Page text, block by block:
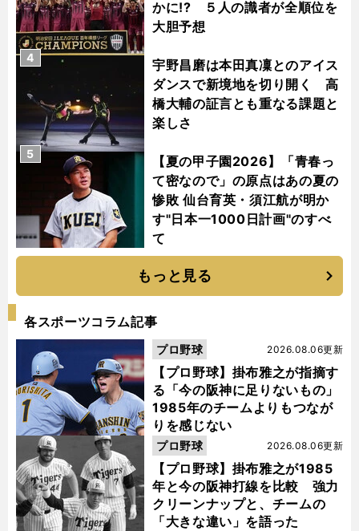
かに!? ５人の識者が全順位を
大胆予想
宇野昌磨は本田真凜とのアイス
ダンスで新境地を切り開く 高
橋大輔の証言とも重なる課題と
楽しさ
4
【夏の甲子園2026】「青春っ
て密なので」の原点はあの夏の
惨敗 仙台育英・須江航が明か
す"日本一1000日計画"のすべ
て
5
もっと見る
各スポーツコラム記事
【プロ野球】掛布雅之が指摘す
る「今の阪神に足りないもの」
1985年のチームよりもつなが
りを感じない
2026.08.06更新
プロ野球
【プロ野球】掛布雅之が1985
年と今の阪神打線を比較 強力
クリーンナップと、チームの
「大きな違い」を語った
2026.08.06更新
プロ野球